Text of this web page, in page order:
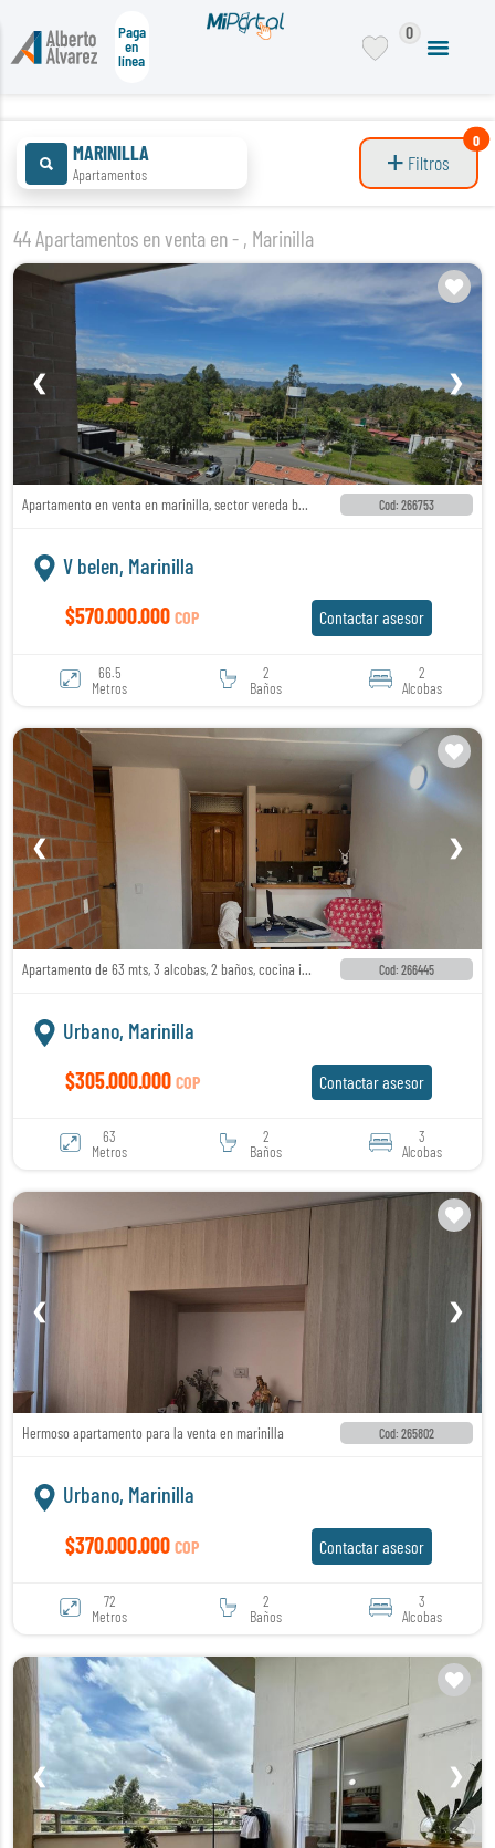
Paga
en
línea
0
MARINILLA
Apartamentos Filtros
0
44 Apartamentos en venta en - , Marinilla
❮ ❯
Apartamento en venta en marinilla, sector vereda belén Cod: 266753
V belen, Marinilla
$570.000.000 COP Contactar asesor
66.5
Metros
2
Baños
2
Alcobas
❮ ❯
Apartamento de 63 mts, 3 alcobas, 2 baños, cocina integral Cod: 266445
Urbano, Marinilla
$305.000.000 COP Contactar asesor
63
Metros
2
Baños
3
Alcobas
❮ ❯
Hermoso apartamento para la venta en marinilla Cod: 265802
Urbano, Marinilla
$370.000.000 COP Contactar asesor
72
Metros
2
Baños
3
Alcobas
❮ ❯